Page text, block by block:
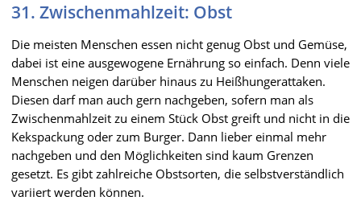
31. Zwischenmahlzeit: Obst
Die meisten Menschen essen nicht genug Obst und Gemüse,
dabei ist eine ausgewogene Ernährung so einfach. Denn viele
Menschen neigen darüber hinaus zu Heißhungerattaken.
Diesen darf man auch gern nachgeben, sofern man als
Zwischenmahlzeit zu einem Stück Obst greift und nicht in die
Kekspackung oder zum Burger. Dann lieber einmal mehr
nachgeben und den Möglichkeiten sind kaum Grenzen
gesetzt. Es gibt zahlreiche Obstsorten, die selbstverständlich
variiert werden können.